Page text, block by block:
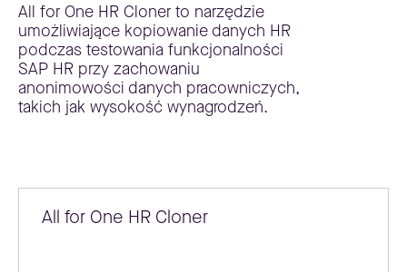
All for One HR Cloner to narzędzie
umożliwiające kopiowanie danych HR
podczas testowania funkcjonalności
SAP HR przy zachowaniu
anonimowości danych pracowniczych,
takich jak wysokość wynagrodzeń.
All for One HR Cloner